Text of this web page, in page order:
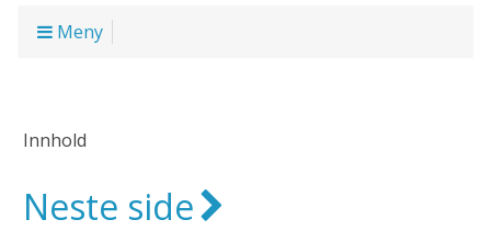
Meny
Innhold
Neste side